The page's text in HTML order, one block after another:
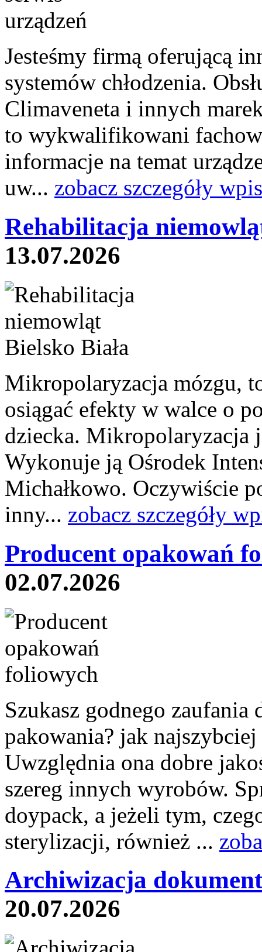
Jesteśmy firmą oferującą
systemów chłodzenia.
Climaveneta i innych
to wykwalifikowani
informacje na temat
uw... zobacz szczegóły
Rehabilitacja
13.07.2026
Mikropolaryzacja mózgu,
osiągać efekty w walce o
dziecka. Mikropolaryzacja
Wykonuje ją Ośrodek
Michałkowo. Oczywiście
inny... zobacz szczegóły
Producent opakowań
02.07.2026
Szukasz godnego
pakowania? jak
Uwzględnia ona dobre
szereg innych wyrobów.
doypack, a jeżeli tym,
sterylizacji, również ...
Archiwizacja
20.07.2026